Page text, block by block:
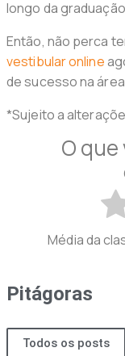
longo da
Então, não perca
vestibular online
de sucesso na
*Sujeito a
O
Média da
Pitágoras
Todos os posts